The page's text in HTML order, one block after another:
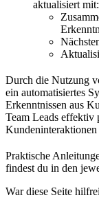
aktualisiert mit:
Durch die Nutzung
ein automatisiertes
Erkenntnissen aus
Team Leads effektiv
Kundeninteraktionen
Praktische
findest du in den
War diese Seite